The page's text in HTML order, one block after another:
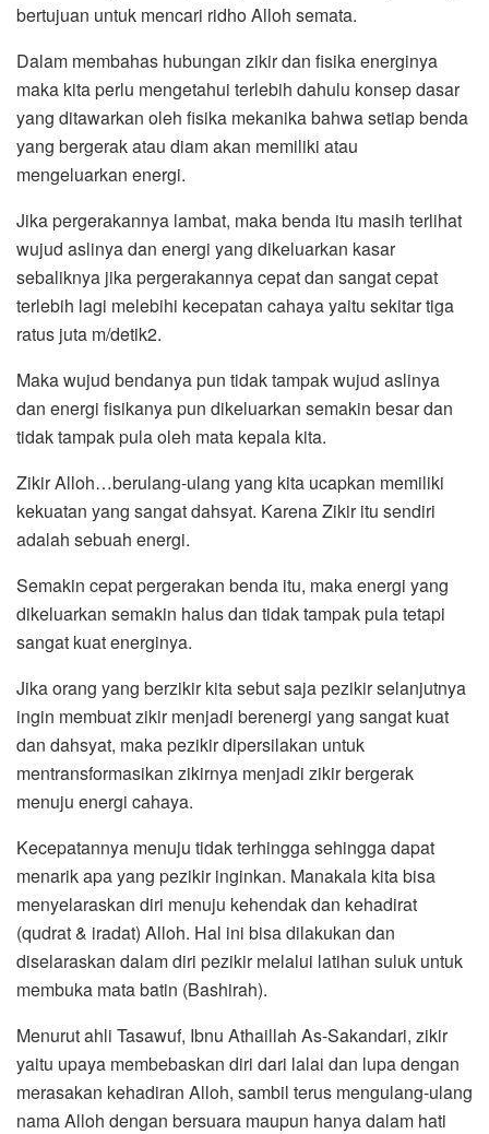
bertujuan untuk mencari ridho Alloh semata.
Dalam membahas hubungan zikir dan fisika energinya
maka kita perlu mengetahui terlebih dahulu konsep dasar
yang ditawarkan oleh fisika mekanika bahwa setiap benda
yang bergerak atau diam akan memiliki atau
mengeluarkan energi.
Jika pergerakannya lambat, maka benda itu masih terlihat
wujud aslinya dan energi yang dikeluarkan kasar
sebaliknya jika pergerakannya cepat dan sangat cepat
terlebih lagi melebihi kecepatan cahaya yaitu sekitar tiga
ratus juta m/detik2.
Maka wujud bendanya pun tidak tampak wujud aslinya
dan energi fisikanya pun dikeluarkan semakin besar dan
tidak tampak pula oleh mata kepala kita.
Zikir Alloh…berulang-ulang yang kita ucapkan memiliki
kekuatan yang sangat dahsyat. Karena Zikir itu sendiri
adalah sebuah energi.
Semakin cepat pergerakan benda itu, maka energi yang
dikeluarkan semakin halus dan tidak tampak pula tetapi
sangat kuat energinya.
Jika orang yang berzikir kita sebut saja pezikir selanjutnya
ingin membuat zikir menjadi berenergi yang sangat kuat
dan dahsyat, maka pezikir dipersilakan untuk
mentransformasikan zikirnya menjadi zikir bergerak
menuju energi cahaya.
Kecepatannya menuju tidak terhingga sehingga dapat
menarik apa yang pezikir inginkan. Manakala kita bisa
menyelaraskan diri menuju kehendak dan kehadirat
(qudrat & iradat) Alloh. Hal ini bisa dilakukan dan
diselaraskan dalam diri pezikir melalui latihan suluk untuk
membuka mata batin (Bashirah).
Menurut ahli Tasawuf, Ibnu Athaillah As-Sakandari, zikir
yaitu upaya membebaskan diri dari lalai dan lupa dengan
merasakan kehadiran Alloh, sambil terus mengulang-ulang
nama Alloh dengan bersuara maupun hanya dalam hati